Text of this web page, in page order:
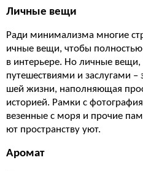
Личные вещи
Ради минимализма многие
ичные вещи, чтобы
в интерьере. Но личные
путешествиями и заслугами –
шей жизни, наполняющая
историей. Рамки с
везенные с моря и прочие
ют пространству уют.
Аромат